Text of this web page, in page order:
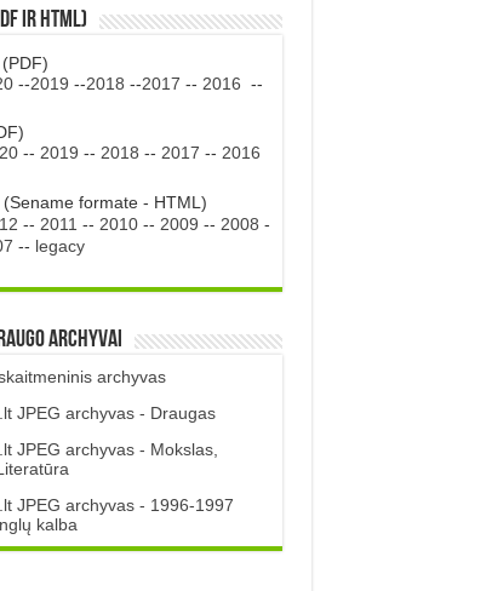
ir HTML)
--2019 --2018 --2017 -- 2016 --
-- 2019 -- 2018 -- 2017 -- 2016
formate - HTML)
-- 2011 -- 2010-- 2009 -- 2008 -
-- legacy
Archyvai
archyvas
JPEG archyvas - Draugas
JPEG archyvas - Mokslas,
JPEG archyvas - 1996-1997
kalba